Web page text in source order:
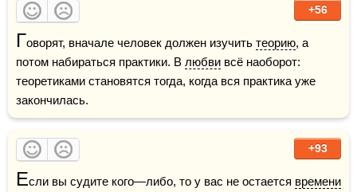
+56
Говорят, вначале человек должен изучить теорию, а
потом набираться практики. В любви всё наоборот:
теоретиками становятся тогда, когда вся практика уже
закончилась.
+93
Если вы судите кого—либо, то у вас не остается времени